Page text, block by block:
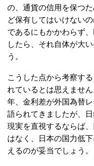
の、通貨の信用を保つ
ど保有してはいけない
であるにもかかわらず
したら、それ自体が大
う。
こうした点から考察す
れているとは思えませ
年、金利差が外国為替
語られてきましたが、
現実を直視するならば
はなく、日本の国力低
えるのが妥当でしょう。